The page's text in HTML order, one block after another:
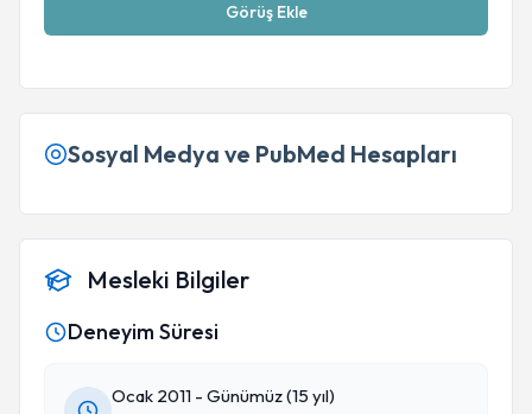
Görüş Ekle
Sosyal Medya ve PubMed Hesapları
Mesleki Bilgiler
Deneyim Süresi
Ocak 2011 - Günümüz (15 yıl)